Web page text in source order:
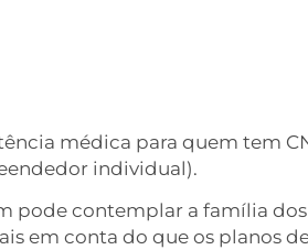
médica para quem tem
individual).
pode contemplar a família
em conta do que os planos